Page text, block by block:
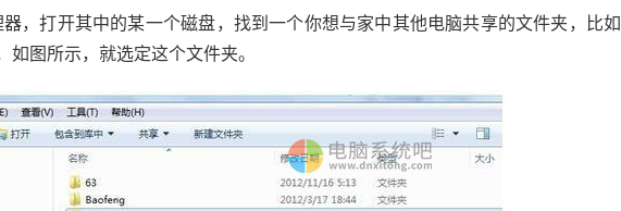
，打开其中的某一个磁盘，找到一个你想与家中其他电脑共享的文件夹，比如
图所示，就选定这个文件夹。